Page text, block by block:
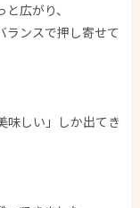
広がり、
ランスで押し寄せて
味しい」しか出てき